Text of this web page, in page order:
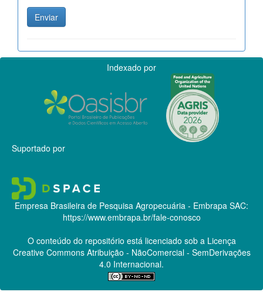
Indexado por
Suportado por
Empresa Brasileira de Pesquisa Agropecuária - Embrapa SAC:
https://www.embrapa.br/fale-conosco
O conteúdo do repositório está licenciado sob a Licença
Creative CommonsAtribuição - NãoComercial - SemDerivações
4.0 Internacional.